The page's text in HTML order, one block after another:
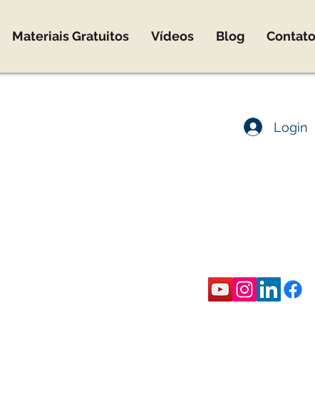
Materiais Gratuitos Vídeos Blog Contato
Login